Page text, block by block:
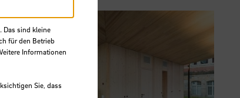
Das sind kleine
für den Betrieb
Informationen
Sie, dass